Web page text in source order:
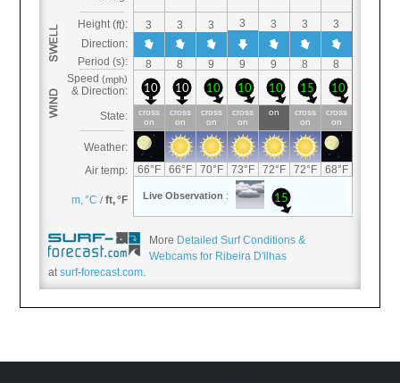
More Detailed Surf Conditions &
Webcams for Ribeira D'ilhas
atsurf-forecast.com.